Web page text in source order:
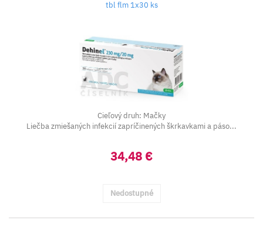
tbl flm 1x30 ks
Cieľový druh: Mačky
Liečba zmiešaných infekcií zapríčinených škrkavkami a páso...
34,48 €
Nedostupné